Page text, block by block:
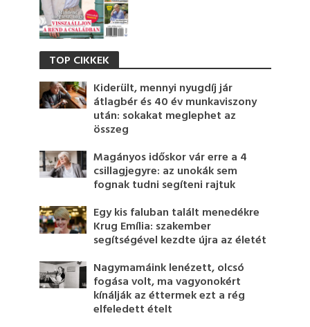
TOP CIKKEK
Kiderült, mennyi nyugdíj jár
átlagbér és 40 év munkaviszony
után: sokakat meglephet az
összeg
Magányos időskor vár erre a 4
csillagjegyre: az unokák sem
fognak tudni segíteni rajtuk
Egy kis faluban talált menedékre
Krug Emília: szakember
segítségével kezdte újra az életét
Nagymamáink lenézett, olcsó
fogása volt, ma vagyonokért
kínálják az éttermek ezt a rég
elfeledett ételt